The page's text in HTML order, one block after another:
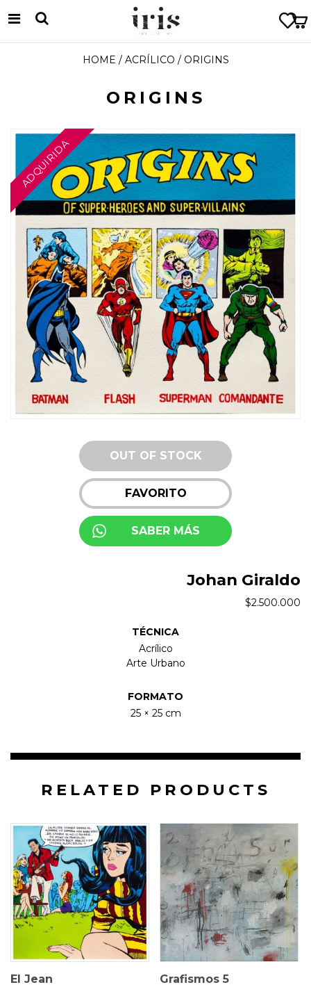
HOME / ACRÍLICO / ORIGINS
ORIGINS
OUT OF STOCK
FAVORITO
SABER MÁS
Johan Giraldo
$2.500.000
TÉCNICA
Acrílico
Arte Urbano
FORMATO
25 × 25 cm
RELATED PRODUCTS
25 × 25 cm
$2.500.000
El Jean
3.5 × 170 × 150 cm
$ 7.500.000
Grafismos 5